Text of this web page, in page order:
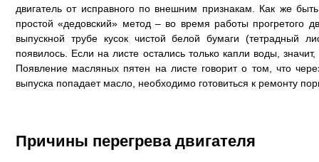
двигатель от исправного по внешним признакам. Как же
простой «дедовский» метод – во время работы прогретого
выпускной трубе кусок чистой белой бумаги (тетрадный
появилось. Если на листе остались только капли воды,
Появление масляных пятен на листе говорит о том, что
выпуска попадает масло, необходимо готовиться к ремонту
Причины перегрева двигателя